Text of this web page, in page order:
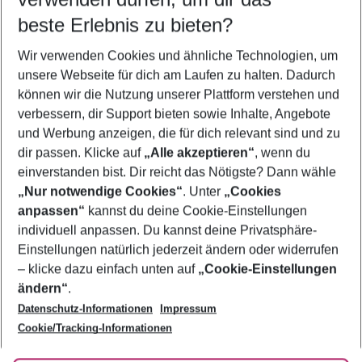
5-8 Nächte
2 Erwachsene Keine Kinder
Mehr Filter anzeigen
Footer
Footer navigation
Über uns
AGB
Bestpreisgarantie
Cookie-Einstellungen ändern
Cookie-Richtlinie
Agenturbetreuung
Barrierefreies Reisen
Folge uns
beste Erlebnis zu bieten?
Wir verwenden Cookies und ähnliche Technologien, um
unsere Webseite für dich am Laufen zu halten. Dadurch
können wir die Nutzung unserer Plattform verstehen und
verbessern, dir Support bieten sowie Inhalte, Angebote
und Werbung anzeigen, die für dich relevant sind und zu
dir passen. Klicke auf „Alle akzeptieren“, wenn du
einverstanden bist. Dir reicht das Nötigste? Dann wähle
„Nur notwendige Cookies“. Unter „Cookies
anpassen“ kannst du deine Cookie-Einstellungen
individuell anpassen. Du kannst deine Privatsphäre-
Einstellungen natürlich jederzeit ändern oder widerrufen
– klicke dazu einfach unten auf „Cookie-Einstellungen
ändern“.
Datenschutz-Informationen
Impressum
Cookie/Tracking-Informationen